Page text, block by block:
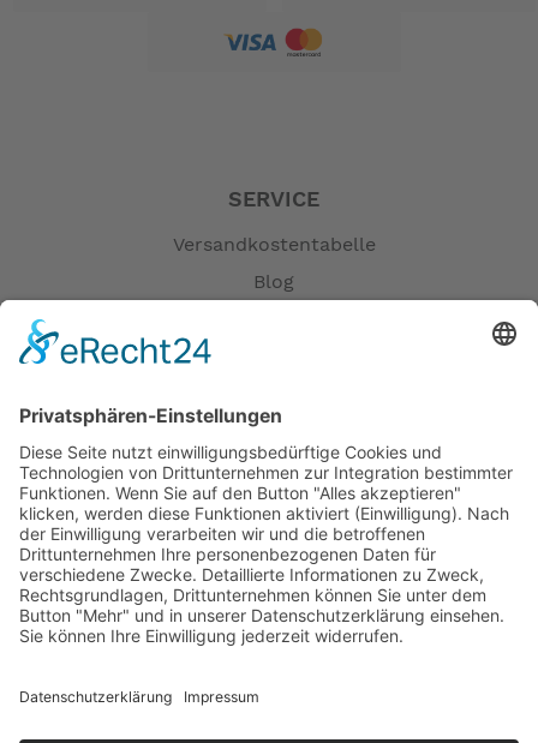
SERVICE
Versandkostentabelle
Blog
Öffnungszeiten
Versandpartner
Verfügbarkeiten
Zahlung und Versand
Datenschutz
Fernabsatz
Widerrufsrecht bei Reparatur